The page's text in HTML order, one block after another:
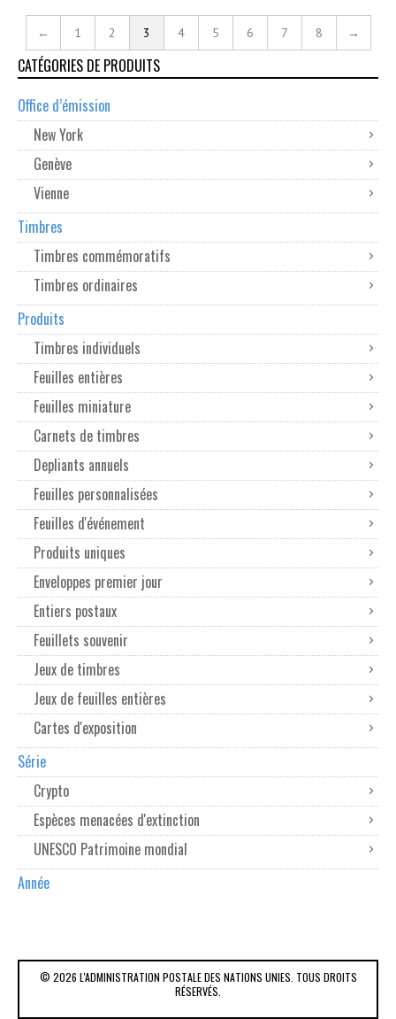
$108.74
← 1 2 3 4 5 6 7 8 →
CATÉGORIES DE PRODUITS
Office d’émission
New York
Genève
Vienne
Timbres
Timbres commémoratifs
Timbres ordinaires
Produits
Timbres individuels
Feuilles entières
Feuilles miniature
Carnets de timbres
Depliants annuels
Feuilles personnalisées
Feuilles d'événement
Produits uniques
Enveloppes premier jour
Entiers postaux
Feuillets souvenir
Jeux de timbres
Jeux de feuilles entières
Cartes d'exposition
Série
Crypto
Espèces menacées d'extinction
UNESCO Patrimoine mondial
Année
© 2026 L'ADMINISTRATION POSTALE DES NATIONS UNIES. TOUS DROITS
RÉSERVÉS.